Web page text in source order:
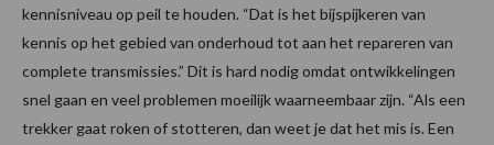
kennisniveau op peil te houden. “Dat is het bijspijkeren van
kennis op het gebied van onderhoud tot aan het repareren van
complete transmissies.” Dit is hard nodig omdat ontwikkelingen
snel gaan en veel problemen moeilijk waarneembaar zijn. “Als een
trekker gaat roken of stotteren, dan weet je dat het mis is. Een